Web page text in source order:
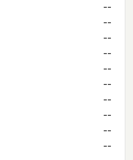
--
--
--
--
--
--
--
--
--
--